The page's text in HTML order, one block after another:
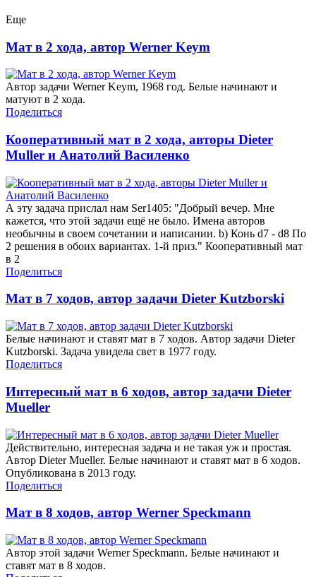
Еще
Мат в 2 хода, автор Werner Keym
Автор задачи Werner Keym, 1968 год. Белые начинают и
матуют в 2 хода.
Поделиться
Кооперативный мат в 2 хода, авторы Dieter
Muller и Анатолий Василенко
А эту задача прислал нам Ser1405: "Добрый вечер. Мне
кажется, что этой задачи ещё не было. Имена авторов
необычны в своем сочетании и написании. b) Конь d7 - d8 По
2 решения в обоих вариантах. 1-й приз." Кооперативный мат
в 2
Поделиться
Мат в 7 ходов, автор задачи Dieter Kutzborski
Белые начинают и ставят мат в 7 ходов. Автор задачи Dieter
Kutzborski. Задача увидела свет в 1977 году.
Поделиться
Интересный мат в 6 ходов, автор задачи Dieter
Mueller
Действительно, интересная задача и не такая уж и простая.
Автор Dieter Mueller. Белые начинают и ставят мат в 6 ходов.
Опубликована в 2013 году.
Поделиться
Мат в 8 ходов, автор Werner Speckmann
Автор этой задачи Werner Speckmann. Белые начинают и
ставят мат в 8 ходов.